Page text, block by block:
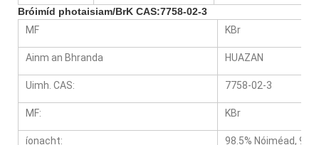
Bróimíd photaisiam/BrK CAS:7758-02-3
MF
KBr
Ainm an Bhranda HUAZAN
Uimh. CAS: 7758-02-3
MF: KBr
íonacht: 98.5% Nóiméad,